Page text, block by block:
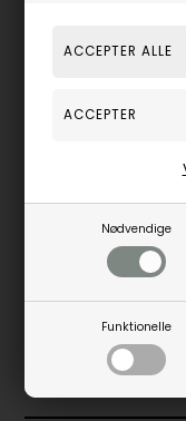
Nødvendige
Funktionelle
SE